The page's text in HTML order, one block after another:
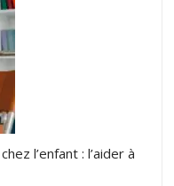
l’enfant : l’aider à